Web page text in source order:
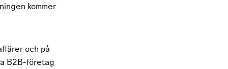
kommer
och på
B2B-företag